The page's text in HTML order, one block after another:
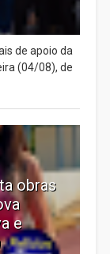
de apoio da
(04/08), de
obras
e